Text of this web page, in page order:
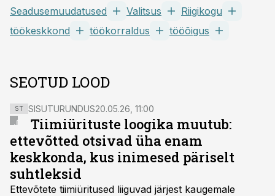
Seadusemuudatused Valitsus
Riigikogu
töökeskkond
töökorraldus tööõigus
SEOTUD LOOD
ST SISUTURUNDUS20.05.26, 11:00
Tiimiürituste loogika muutub:
ettevõtted otsivad üha enam
keskkonda, kus inimesed päriselt
suhtleksid
Ettevõtete tiimiüritused liiguvad järjest kaugemale